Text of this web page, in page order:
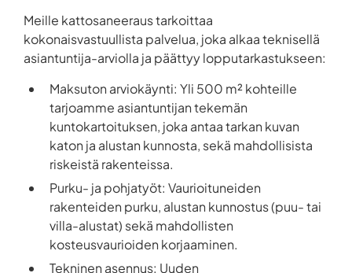
Meille kattosaneeraus tarkoittaa
kokonaisvastuullista palvelua, joka alkaa teknisellä
asiantuntija-arviolla ja päättyy lopputarkastukseen:
Maksuton arviokäynti: Yli 500 m² kohteille
tarjoamme asiantuntijan tekemän
kuntokartoituksen, joka antaa tarkan kuvan
katon ja alustan kunnosta, sekä mahdollisista
riskeistä rakenteissa.
Purku- ja pohjatyöt: Vaurioituneiden
rakenteiden purku, alustan kunnostus (puu- tai
villa-alustat) sekä mahdollisten
kosteusvaurioiden korjaaminen.
Tekninen asennus: Uuden